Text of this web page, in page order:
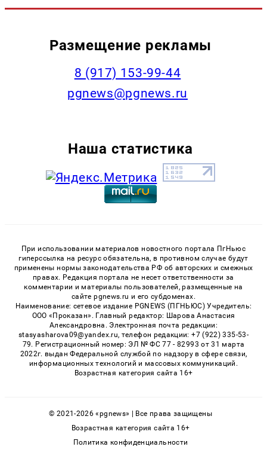
Размещение рекламы
‭8 (917) 153-99-44
pgnews@pgnews.ru
Наша статистика
При использовании материалов новостного портала ПгНьюс
гиперссылка на ресурс обязательна, в противном случае будут
применены нормы законодательства РФ об авторских и смежных
правах. Редакция портала не несет ответственности за
комментарии и материалы пользователей, размещенные на
сайте pgnews.ru и его субдоменах.
Наименование: сетевое издание PGNEWS (ПГНЬЮС) Учредитель:
ООО «Проказан». Главный редактор: Шарова Анастасия
Александровна. Электронная почта редакции:
stasyasharova09@yandex.ru, телефон редакции: +7 (922) 335-53-
79. Регистрационный номер: ЭЛ № ФС 77 - 82993 от 31 марта
2022г. выдан Федеральной службой по надзору в сфере связи,
информационных технологий и массовых коммуникаций.
Возрастная категория сайта 16+
© 2021-2026 «pgnews» | Все права защищены
Возрастная категория сайта 16+
Политика конфиденциальности